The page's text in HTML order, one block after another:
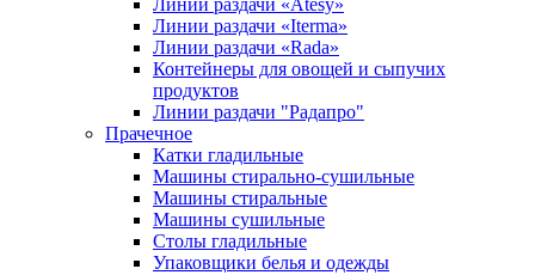
Линии раздачи «Atesy»
Линии раздачи «Iterma»
Линии раздачи «Rada»
Контейнеры для овощей и сыпучих
продуктов
Линии раздачи "Радапро"
Прачечное
Катки гладильные
Машины стирально-сушильные
Машины стиральные
Машины сушильные
Столы гладильные
Упаковщики белья и одежды